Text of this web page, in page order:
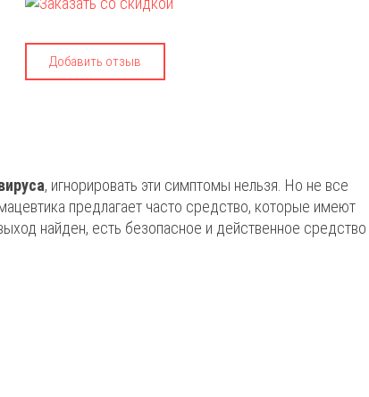
Добавить отзыв
, игнорировать эти симптомы нельзя. Но не все
предлагает часто средство, которые имеют
найден, есть безопасное и действенное средство